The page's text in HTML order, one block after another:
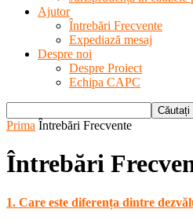
Ajutor
Întrebări Frecvente
Expediază mesaj
Despre noi
Despre Proiect
Echipa CAPC
Prima Întrebări Frecvente
Întrebări
1. Care este diferența dintre